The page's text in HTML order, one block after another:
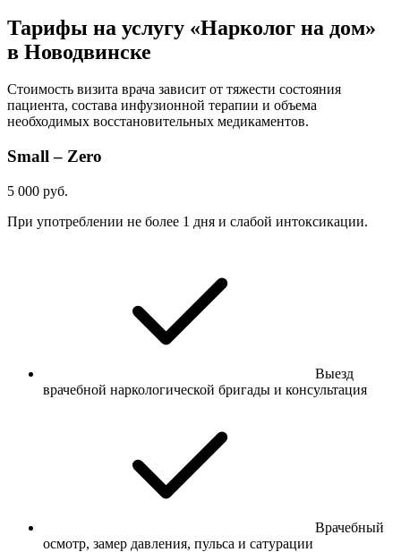
Тарифы на услугу «Нарколог на дом»
в Новодвинске
Стоимость визита врача зависит от тяжести состояния
пациента, состава инфузионной терапии и объема
необходимых восстановительных медикаментов.
Small – Zero
5 000 руб.
При употреблении не более 1 дня и слабой интоксикации.
Выезд
врачебной наркологической бригады и консультация
Врачебный
осмотр, замер давления, пульса и сатурации